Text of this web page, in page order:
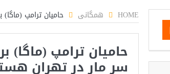
HOME همگانی حامیان ترامپ
حامیان ترامپ (ماگا)
سر مار در تهران